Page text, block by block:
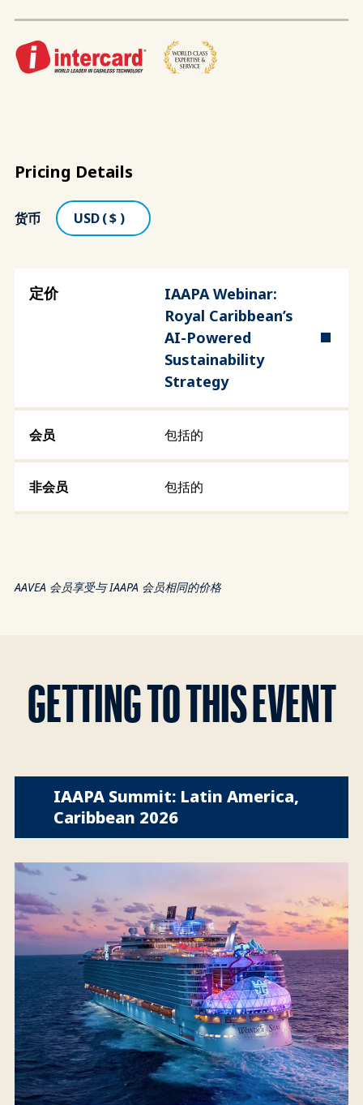
Pricing Details
货币
IAAPA Webinar:
Royal Caribbean’s
AI-Powered
Sustainability
Strategy
包括的
包括的
AAVEA 会员享受与 IAAPA 会员相同的价格
GETTING TO THIS EVENT
IAAPA Summit: Latin America,
Caribbean 2026